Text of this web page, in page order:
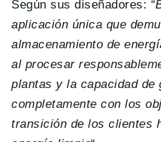
Según sus diseñadores: “
aplicación única que
almacenamiento de
al procesar
plantas y la capacidad de
completamente con los
transición de los clientes